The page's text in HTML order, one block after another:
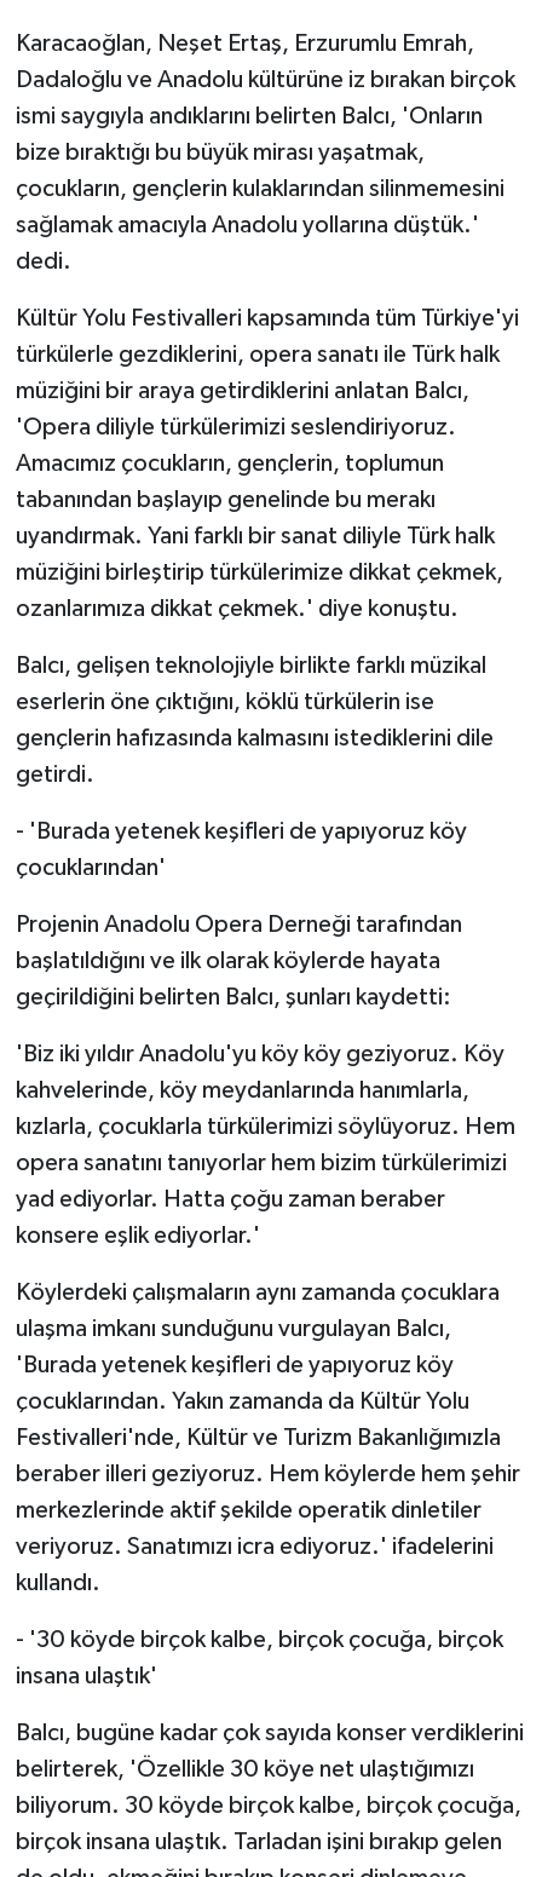
Karacaoğlan, Neşet Ertaş, Erzurumlu Emrah,
Dadaloğlu ve Anadolu kültürüne iz bırakan birçok
ismi saygıyla andıklarını belirten Balcı, 'Onların
bize bıraktığı bu büyük mirası yaşatmak,
çocukların, gençlerin kulaklarından silinmemesini
sağlamak amacıyla Anadolu yollarına düştük.'
dedi.
Kültür Yolu Festivalleri kapsamında tüm Türkiye'yi
türkülerle gezdiklerini, opera sanatı ile Türk halk
müziğini bir araya getirdiklerini anlatan Balcı,
'Opera diliyle türkülerimizi seslendiriyoruz.
Amacımız çocukların, gençlerin, toplumun
tabanından başlayıp genelinde bu merakı
uyandırmak. Yani farklı bir sanat diliyle Türk halk
müziğini birleştirip türkülerimize dikkat çekmek,
ozanlarımıza dikkat çekmek.' diye konuştu.
Balcı, gelişen teknolojiyle birlikte farklı müzikal
eserlerin öne çıktığını, köklü türkülerin ise
gençlerin hafızasında kalmasını istediklerini dile
getirdi.
- 'Burada yetenek keşifleri de yapıyoruz köy
çocuklarından'
Projenin Anadolu Opera Derneği tarafından
başlatıldığını ve ilk olarak köylerde hayata
geçirildiğini belirten Balcı, şunları kaydetti:
'Biz iki yıldır Anadolu'yu köy köy geziyoruz. Köy
kahvelerinde, köy meydanlarında hanımlarla,
kızlarla, çocuklarla türkülerimizi söylüyoruz. Hem
opera sanatını tanıyorlar hem bizim türkülerimizi
yad ediyorlar. Hatta çoğu zaman beraber
konsere eşlik ediyorlar.'
Köylerdeki çalışmaların aynı zamanda çocuklara
ulaşma imkanı sunduğunu vurgulayan Balcı,
'Burada yetenek keşifleri de yapıyoruz köy
çocuklarından. Yakın zamanda da Kültür Yolu
Festivalleri'nde, Kültür ve Turizm Bakanlığımızla
beraber illeri geziyoruz. Hem köylerde hem şehir
merkezlerinde aktif şekilde operatik dinletiler
veriyoruz. Sanatımızı icra ediyoruz.' ifadelerini
kullandı.
- '30 köyde birçok kalbe, birçok çocuğa, birçok
insana ulaştık'
Balcı, bugüne kadar çok sayıda konser verdiklerini
belirterek, 'Özellikle 30 köye net ulaştığımızı
biliyorum. 30 köyde birçok kalbe, birçok çocuğa,
birçok insana ulaştık. Tarladan işini bırakıp gelen